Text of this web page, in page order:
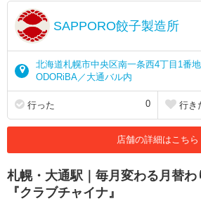
SAPPORO餃子製造所
北海道札幌市中央区南一条西4丁目1
ODORiBA／大通バル内
行った 0 行き
店舗の詳細はこちら
札幌・大通駅｜毎月変わる月替わ
『クラブチャイナ』